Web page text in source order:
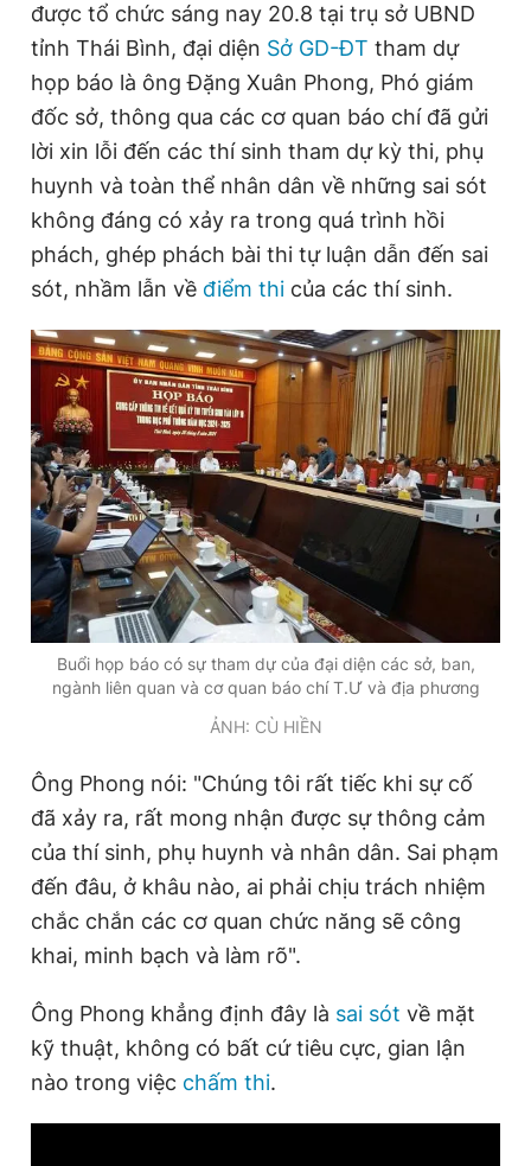
Đọc Thanh Niên trên điện thoại
Theo dõi báo trên
Hotline Liên hệ quảng cáo
Đặt báo Quảng cáo RSS Tòa soạn Chính sách bảo
Tổng biên tập: Nguyễn Ngọc Toàn
Phó tổng biên tập thường trực: Hải Thành
Phó tổng biên tập: Lâm Hiếu Dũng
Phó tổng biên tập: Trần Việt Hưng
Tổng thư ký tòa soạn: Đức Trung
Giấy phép xuất bản số 110/GP - BTTTT cấp ngày 24.3.2020
© 2003-2026 Bản quyền thuộc về Báo Thanh Niên. Cấm sao
chép dưới mọi hình thức nếu không có sự chấp thuận bằng văn
bản. Phát triển bởi ePi Technologies, JSC.
được tổ chức sáng nay 20.8 tại trụ sở UBND
tỉnh Thái Bình, đại diện Sở GD-ĐT tham dự
họp báo là ông Đặng Xuân Phong, Phó giám
đốc sở, thông qua các cơ quan báo chí đã gửi
lời xin lỗi đến các thí sinh tham dự kỳ thi, phụ
huynh và toàn thể nhân dân về những sai sót
không đáng có xảy ra trong quá trình hồi
phách, ghép phách bài thi tự luận dẫn đến sai
sót, nhầm lẫn về điểm thi của các thí sinh.
Buổi họp báo có sự tham dự của đại diện các sở, ban,
ngành liên quan và cơ quan báo chí T.Ư và địa phương
ẢNH: CÙ HIỀN
Ông Phong nói: "Chúng tôi rất tiếc khi sự cố
đã xảy ra, rất mong nhận được sự thông cảm
của thí sinh, phụ huynh và nhân dân. Sai phạm
đến đâu, ở khâu nào, ai phải chịu trách nhiệm
chắc chắn các cơ quan chức năng sẽ công
khai, minh bạch và làm rõ".
Ông Phong khẳng định đây là sai sót về mặt
kỹ thuật, không có bất cứ tiêu cực, gian lận
nào trong việc chấm thi.